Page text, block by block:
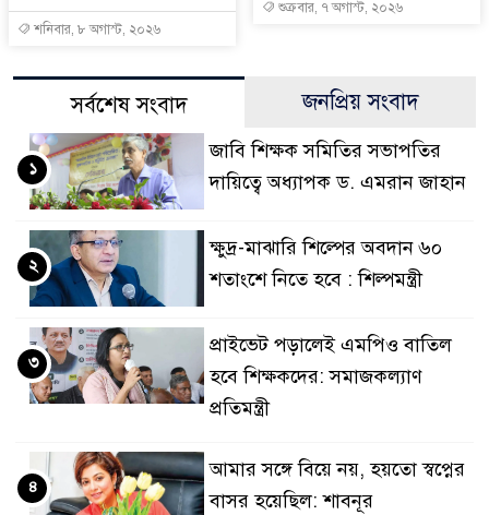
শনিবার, ৮ অগাস্ট, ২০২৬
শুক্রবার, ৭ অগাস্ট, ২০২৬
সর্বশেষ সংবাদ জনপ্রিয় সংবাদ
জাবি শিক্ষক সমিতির সভাপতির
দায়িত্বে অধ্যাপক ড. এমরান জাহান
১
ক্ষুদ্র-মাঝারি শিল্পের অবদান ৬০
শতাংশে নিতে হবে : শিল্পমন্ত্রী
২
প্রাইভেট পড়ালেই এমপিও বাতিল
হবে শিক্ষকদের: সমাজকল্যাণ
প্রতিমন্ত্রী
৩
আমার সঙ্গে বিয়ে নয়, হয়তো স্বপ্নের
বাসর হয়েছিল: শাবনূর
৪